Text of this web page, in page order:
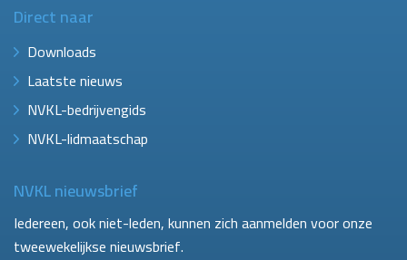
Direct naar
Downloads
Laatste nieuws
NVKL-bedrijvengids
NVKL-lidmaatschap
NVKL nieuwsbrief
Iedereen, ook niet-leden, kunnen zich aanmelden voor onze
tweewekelijkse nieuwsbrief.